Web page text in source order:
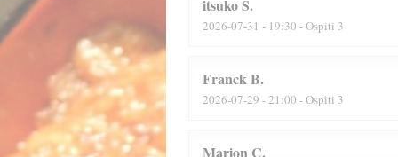
itsukoS
2026-07-31 - 19:30 - Ospiti 3
FranckB
2026-07-29 - 21:00 - Ospiti 3
Marion C